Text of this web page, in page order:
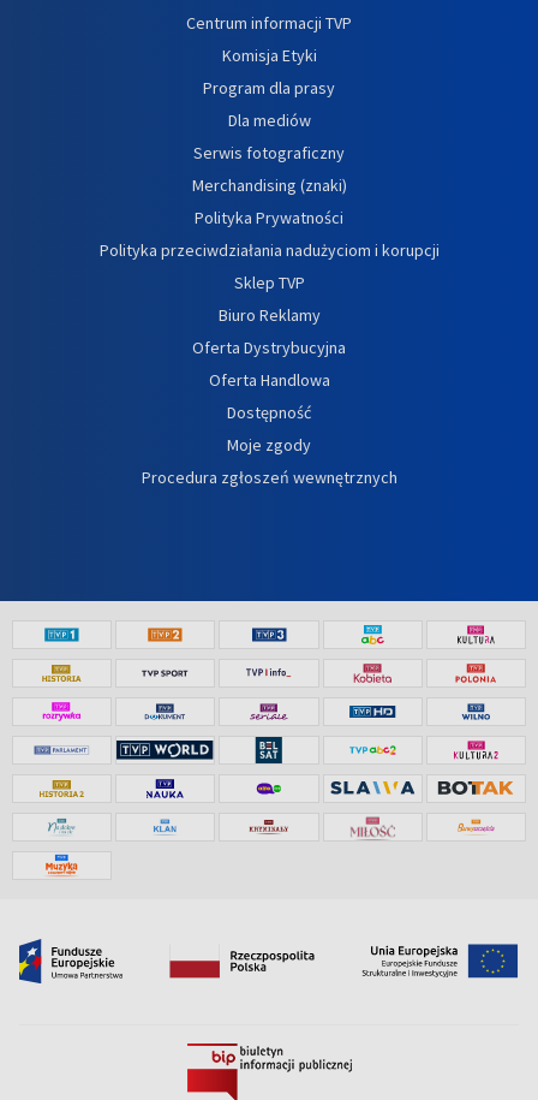
Centrum informacji TVP
Komisja Etyki
Program dla prasy
Dla mediów
Serwis fotograficzny
Merchandising (znaki)
Polityka Prywatności
Polityka przeciwdziałania nadużyciom i korupcji
Sklep TVP
Biuro Reklamy
Oferta Dystrybucyjna
Oferta Handlowa
Dostępność
Moje zgody
Procedura zgłoszeń wewnętrznych